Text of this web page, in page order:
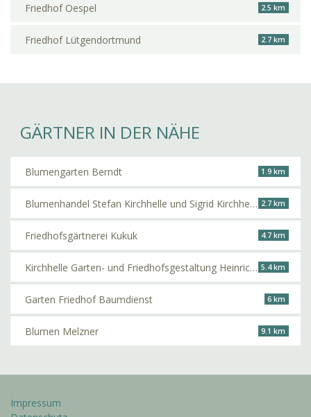
Friedhof Oespel 2.5 km
Friedhof Lütgendortmund 2.7 km
GÄRTNER IN DER NÄHE
Blumengarten Berndt 1.9 km
Blumenhandel Stefan Kirchhelle und Sigrid Kirchhelle 2.7 km
Friedhofsgärtnerei Kukuk 4.7 km
Kirchhelle Garten- und Friedhofsgestaltung Heinrich Kirchhelle 5.4 km
Garten Friedhof Baumdienst 6 km
Blumen Melzner 9.1 km
Impressum